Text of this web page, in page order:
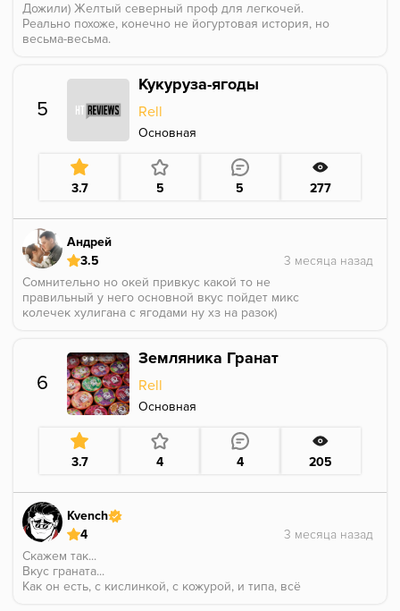
Дожили) Желтый северный проф для легкочей.
Реально похоже, конечно не йогуртовая история, но
весьма-весьма.
Для ванильных девочек и Brutal-Metal жестких
мальчиков самое оно.
5
Кукуруза-ягоды
Rell
Основная
3.7 5 5 277
Андрей
3.5
Сомнительно но окей привкус какой то не
правильный у него основной вкус пойдет микс
колечек хулигана с ягодами ну хз на разок)
6
Земляника Гранат
Rell
Основная
3.7 4 4 205
Kvench
4
Скажем так...
Вкус граната...
Как он есть, с кислинкой, с кожурой, и типа, всё